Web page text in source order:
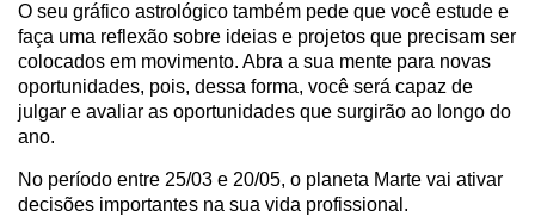
O seu gráfico astrológico também pede que você estude e
faça uma reflexão sobre ideias e projetos que precisam ser
colocados em movimento. Abra a sua mente para novas
oportunidades, pois, dessa forma, você será capaz de
julgar e avaliar as oportunidades que surgirão ao longo do
ano.
No período entre 25/03 e 20/05, o planeta Marte vai ativar
decisões importantes na sua vida profissional.